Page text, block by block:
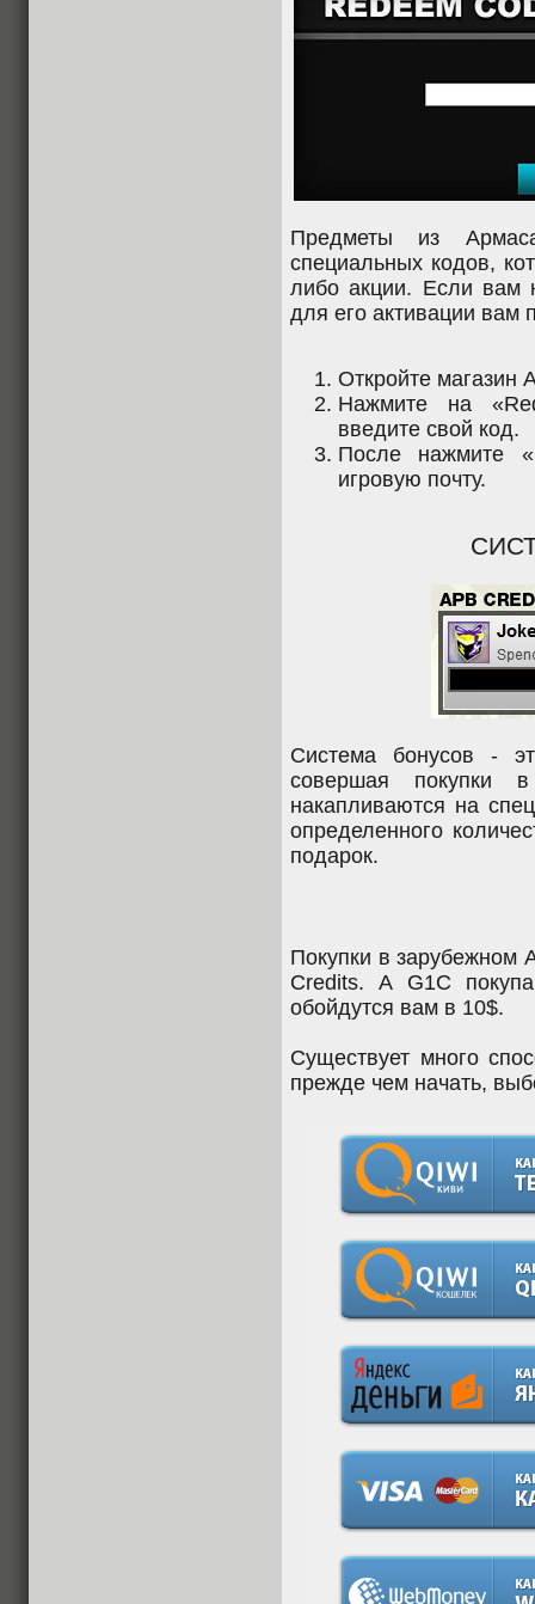
Предметы из
специальных кодов,
либо акции. Если вам
для его активации вам
Откройте магазин
Нажмите на
введите свой код.
После нажмите
игровую почту.
Система бонусов -
совершая покупки
накапливаются на
определенного
подарок.
Покупки в зарубежном
Credits. А G1C
обойдутся вам в 10$.
Существует много
прежде чем начать,